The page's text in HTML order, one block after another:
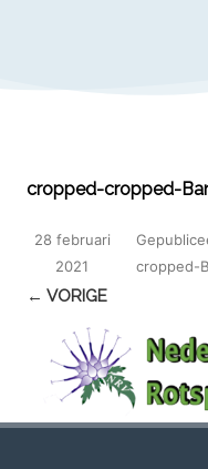
cropped-cropped-
28 februari
2021
cropped-
← VORIGE